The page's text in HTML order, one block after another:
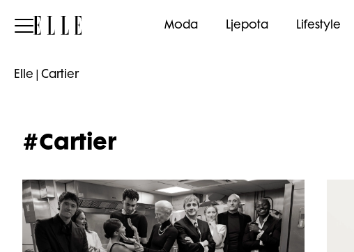
Elle Moda Ljepota Lifestyle
Elle Cartier
#Cartier